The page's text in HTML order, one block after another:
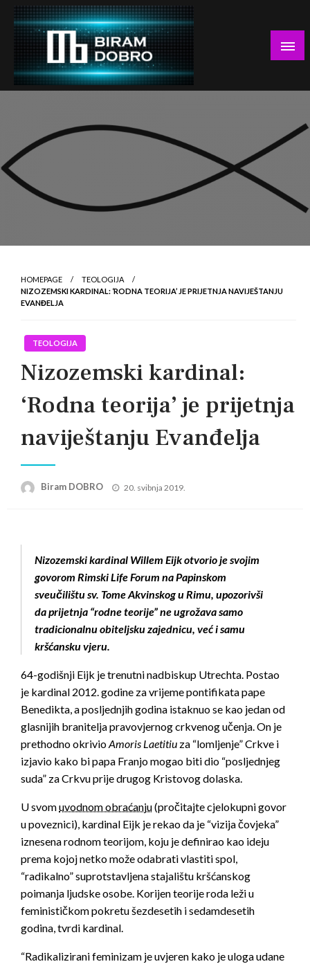
Skip
content
… jer BUDUĆNOST nema drugo IME!
HOMEPAGE
TEOLOGIJA
NIZOZEMSKI KARDINAL: ‘RODNA TEORIJA’ JE PRIJETNJA NAVIJEŠTANJU
EVANĐELJA
TEOLOGIJA
Nizozemski kardinal:
‘Rodna teorija’ je prijetnja
naviještanju Evanđelja
Biram DOBRO
Posted
20. svibnja 2019.
Nizozemski kardinal Willem Eijk otvorio je svojim
govorom Rimski Life Forum na Papinskom
sveučilištu sv. Tome Akvinskog u Rimu, upozorivši
da prijetnja “rodne teorije” ne ugrožava samo
tradicionalnu obiteljsku zajednicu, već i samu
kršćansku vjeru.
64-godišnji Eijk je trenutni nadbiskup Utrechta. Postao
je kardinal 2012. godine za vrijeme pontifikata pape
Benedikta, a posljednjih godina istaknuo se kao jedan od
glasnijih branitelja pravovjernog crkvenog učenja. On je
prethodno okrivioAmoris Laetitiu za “lomljenje” Crkve i
izjavio kako bi papa Franjo mogao biti dio “posljednjeg
suda” za Crkvu prije drugog Kristovog dolaska.
U svomuvodnom obraćanju(pročitajte cjelokupni govor
u poveznici), kardinal Eijk je rekao da je “vizija čovjeka”
iznesena rodnom teorijom, koju je definirao kao ideju
prema kojoj netko može odabrati vlastiti spol,
“radikalno” suprotstavljena stajalištu kršćanskog
poimanja ljudske osobe. Korijen teorije roda leži u
feminističkom pokretu šezdesetih i sedamdesetih
godina, tvrdi kardinal.
“Radikalizirani feminizam je uvjeren kako je uloga udane